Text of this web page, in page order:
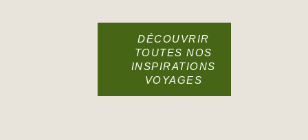
DÉCOUVRIR
TOUTES NOS
INSPIRATIONS
VOYAGES